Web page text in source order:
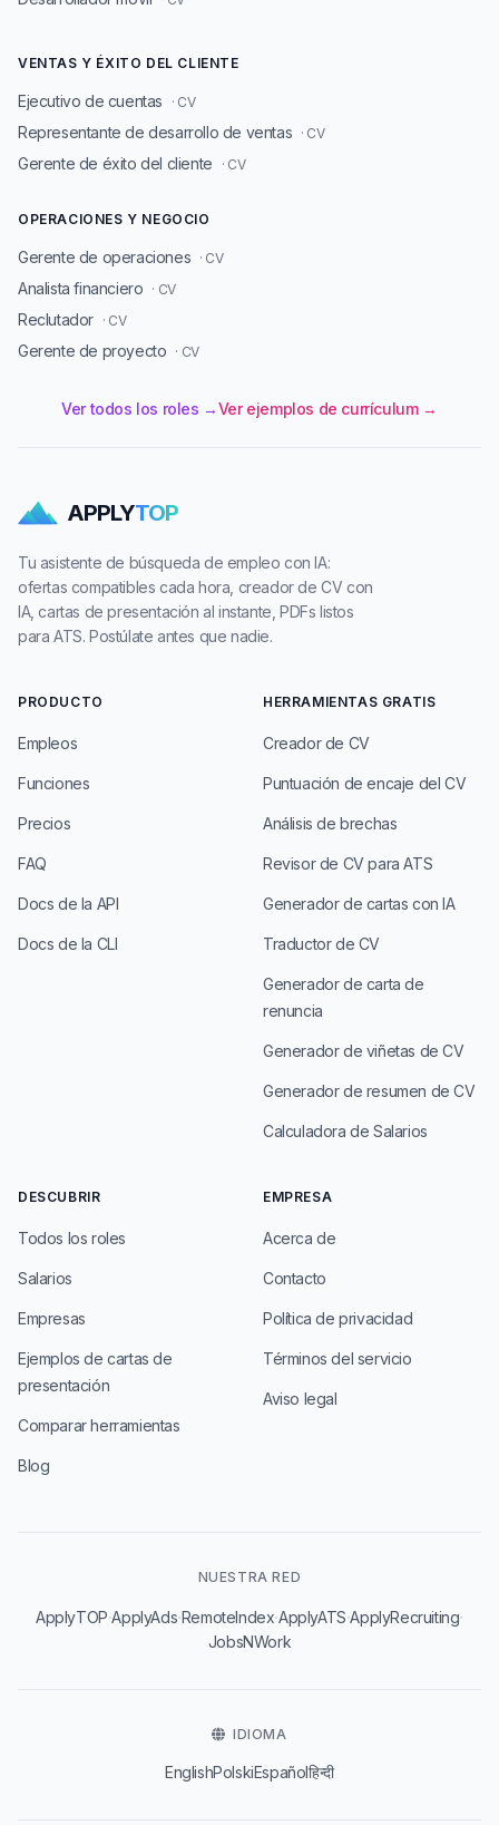
VENTAS Y ÉXITO DEL CLIENTE
Ejecutivo de cuentas · CV
Representante de desarrollo de ventas · CV
Gerente de éxito del cliente · CV
OPERACIONES Y NEGOCIO
Gerente de operaciones · CV
Analista financiero · CV
Reclutador · CV
Gerente de proyecto · CV
Ver todos los roles →Ver ejemplos de currículum →
APPLYTOP
Tu asistente de búsqueda de empleo con IA:
ofertas compatibles cada hora, creador de CV con
IA, cartas de presentación al instante, PDFs listos
para ATS. Postúlate antes que nadie.
PRODUCTO
Empleos
Funciones
Precios
FAQ
Docs de la API
Docs de la CLI
HERRAMIENTAS GRATIS
Creador de CV
Puntuación de encaje del CV
Análisis de brechas
Revisor de CV para ATS
Generador de cartas con IA
Traductor de CV
Generador de carta de
renuncia
Generador de viñetas de CV
Generador de resumen de CV
Calculadora de Salarios
DESCUBRIR
Todos los roles
Salarios
Empresas
Ejemplos de cartas de
presentación
Comparar herramientas
Blog
EMPRESA
Acerca de
Contacto
Política de privacidad
Términos del servicio
Aviso legal
NUESTRA RED
ApplyTOP·ApplyAds·RemoteIndex·ApplyATS·ApplyRecruiting·
JobsNWork
IDIOMA
EnglishPolskiEspañolहिन्दी